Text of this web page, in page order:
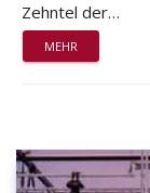
Zehntel der…
MEHR